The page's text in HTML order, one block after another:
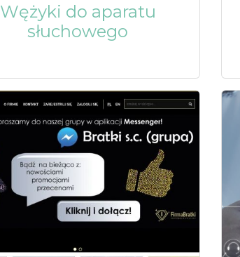
Wężyki do aparatu
słuchowego